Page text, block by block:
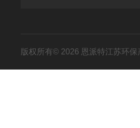
版权所有© 2026 恩派特江苏环